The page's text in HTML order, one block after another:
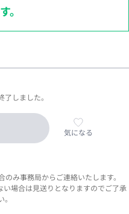
。
しました。
気になる
み事務局からご連絡いたします。
い場合は見送りとなりますのでご了承